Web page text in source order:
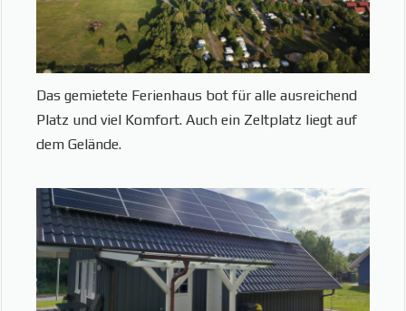
Das gemietete Ferienhaus bot für alle ausreichend
Platz und viel Komfort. Auch ein Zeltplatz liegt auf
dem Gelände.